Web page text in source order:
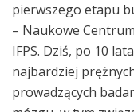
pierwszego etapu
– Naukowe
IFPS. Dziś, po 10
najbardziej
prowadzących